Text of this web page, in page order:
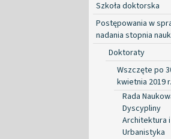
Szkoła doktorska
Postępowania w
nadania stopnia
Doktoraty
Wszczęte po
kwietnia 2019 r.
Rada
Dyscypliny
Architektura i
Urbanistyka